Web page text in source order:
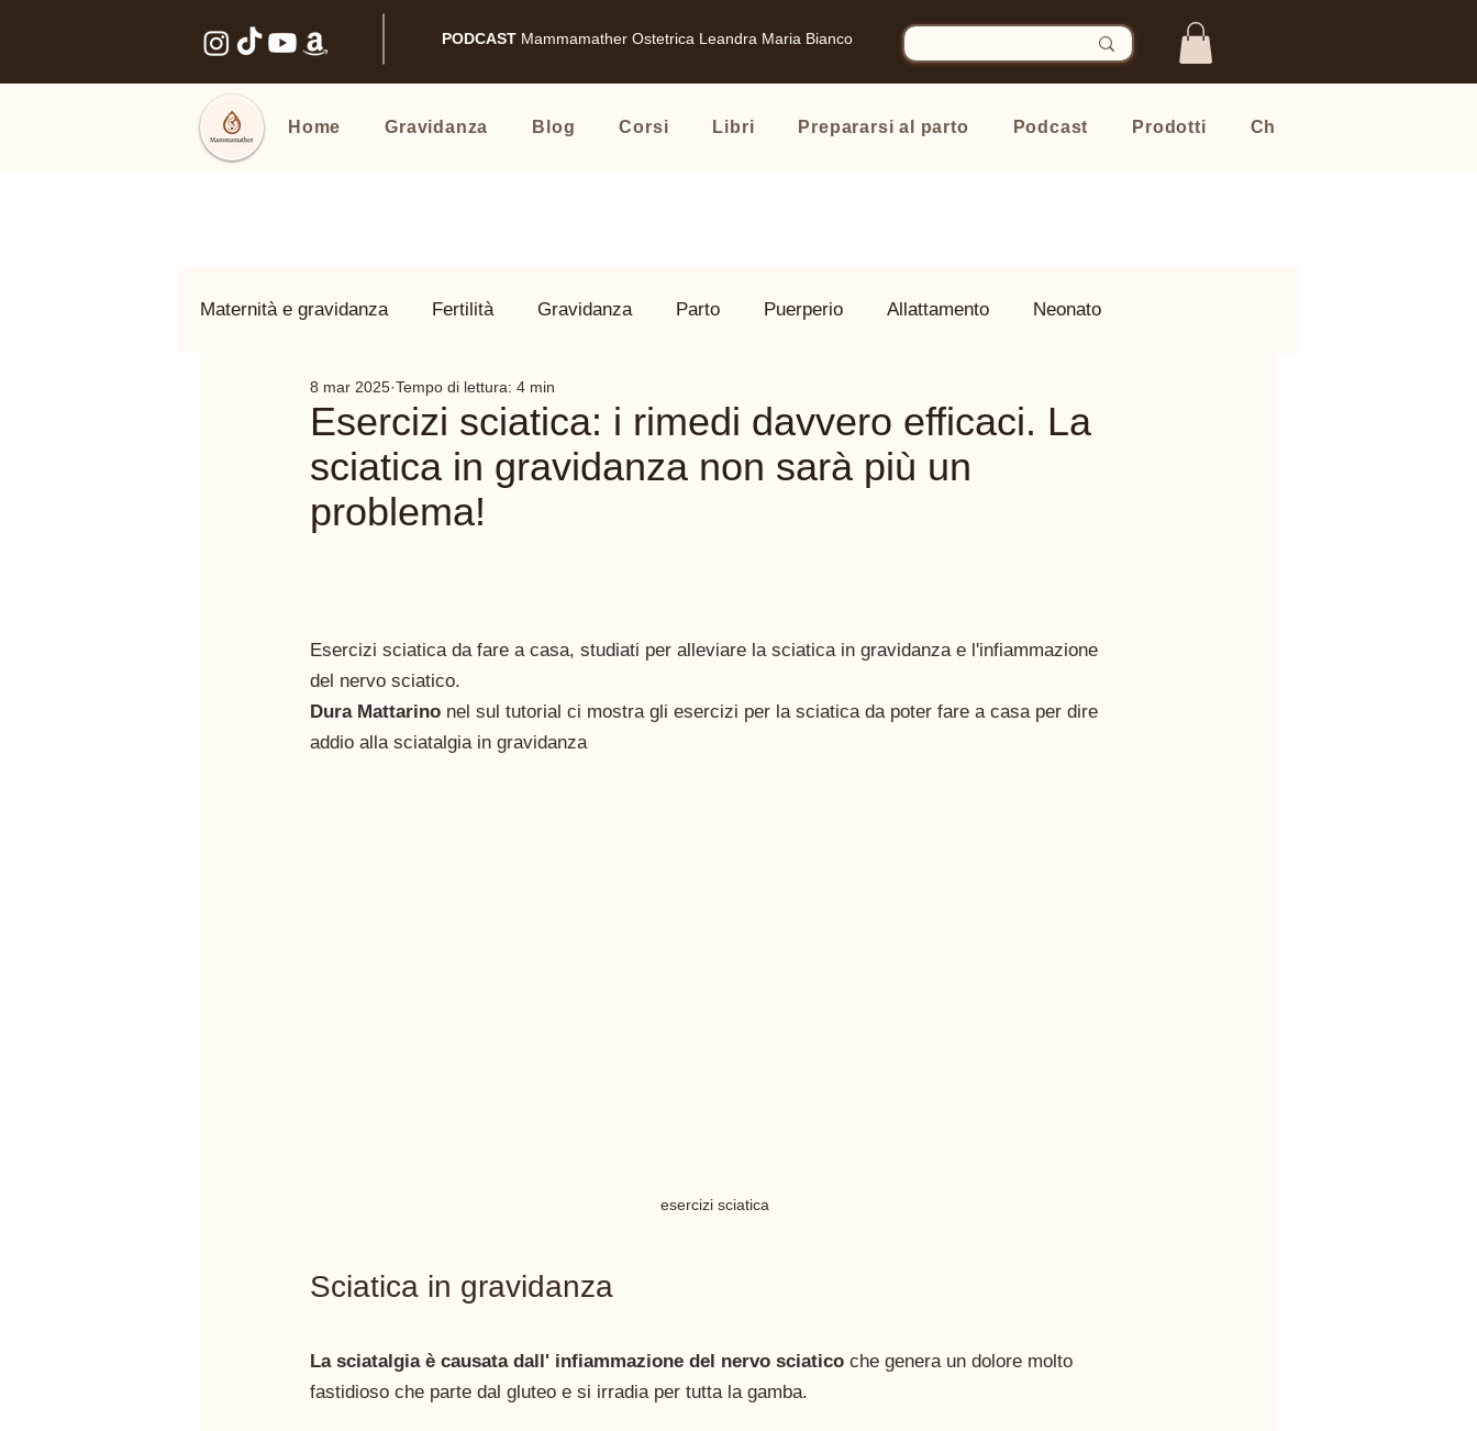
PODCAST Mammamather Ostetrica Leandra Maria Bianco
Home Gravidanza Blog Corsi Libri Prepararsi al parto Podcast Prodotti Chi sono
Maternità e gravidanza Fertilità Gravidanza Parto Puerperio Allattamento Neonato
Benessere intimo Nomi e Famiglia
Esercizi sciatica: i rimedi davvero efficaci. La
sciatica in gravidanza non sarà più un
problema!
8 mar 2025 Tempo di lettura: 4 min
Esercizi sciatica da fare a casa, studiati per alleviare la sciatica in gravidanza e l'infiammazione
del nervo sciatico.
Dura Mattarino nel sul tutorial ci mostra gli esercizi per la sciatica da poter fare a casa per dire
addio alla sciatalgia in gravidanza
esercizi sciatica
Sciatica in gravidanza
La sciatalgia è causata dall' infiammazione del nervo sciatico che genera un dolore molto
fastidioso che parte dal gluteo e si irradia per tutta la gamba.